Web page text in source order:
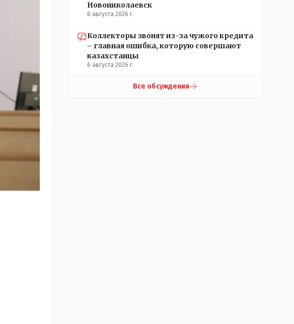
Новониколаевск
6 августа 2026 г.
Коллекторы звонят из-за чужого кредита
– главная ошибка, которую совершают
казахстанцы
6 августа 2026 г.
Все обсуждения